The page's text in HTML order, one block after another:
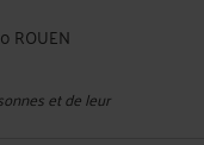
ROUEN
et de leur